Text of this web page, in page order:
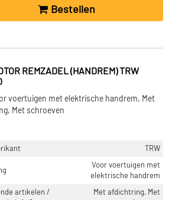
Bestellen
REMZADEL (HANDREM) TRW
voertuigen met elektrische handrem, Met
Met schroeven
TRW
Voor voertuigen met
elektrische handrem
artikelen /
Met afdichtring, Met